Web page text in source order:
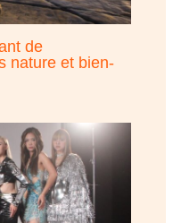
de
nature et bien-